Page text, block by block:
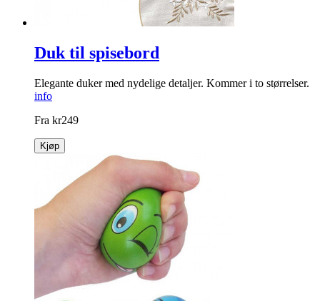
Duk til spisebord
Elegante duker med nydelige detaljer. Kommer i to størrelser.
info
Fra kr249
Kjøp